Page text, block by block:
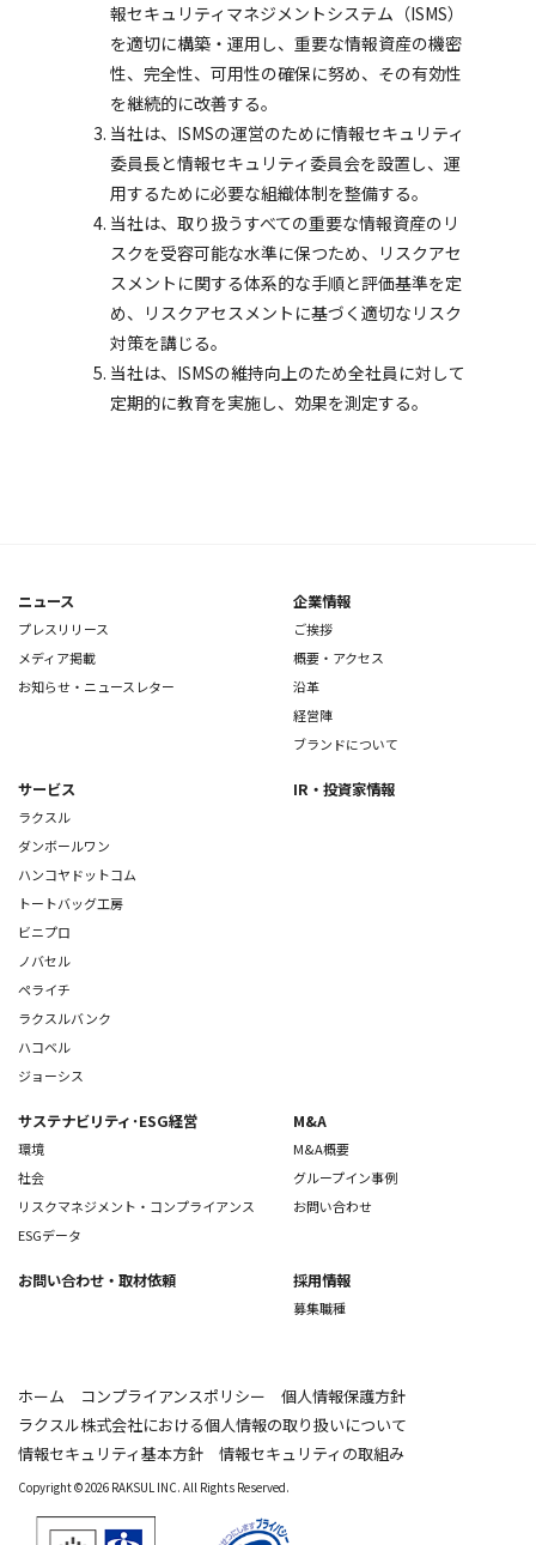
報セキュリティマネジメントシステム（ISMS）
を適切に構築・運用し、重要な情報資産の機密
性、完全性、可用性の確保に努め、その有効性
を継続的に改善する。
当社は、ISMSの運営のために情報セキュリティ
委員長と情報セキュリティ委員会を設置し、運
用するために必要な組織体制を整備する。
当社は、取り扱うすべての重要な情報資産のリ
スクを受容可能な水準に保つため、リスクアセ
スメントに関する体系的な手順と評価基準を定
め、リスクアセスメントに基づく適切なリスク
対策を講じる。
当社は、ISMSの維持向上のため全社員に対して
定期的に教育を実施し、効果を測定する。
ニュース
プレスリリース
メディア掲載
お知らせ・ニュースレター
企業情報
ご挨拶
概要・アクセス
沿革
経営陣
ブランドについて
サービス
ラクスル
ダンボールワン
ハンコヤドットコム
トートバッグ工房
ビニプロ
ノバセル
ペライチ
ラクスルバンク
ハコベル
ジョーシス
IR・投資家情報
サステナビリティ･ESG経営
環境
社会
リスクマネジメント・コンプライアンス
ESGデータ
M&A
M&A概要
グループイン事例
お問い合わせ
お問い合わせ ・取材依頼 採用情報
募集職種
ホーム コンプライアンスポリシー
個人情報保護方針
ラクスル株式会社における個人情報の取り扱いについて
情報セキュリティ基本方針
情報セキュリティの取組み
Copyright © 2026 RAKSUL INC. All Rights Reserved.